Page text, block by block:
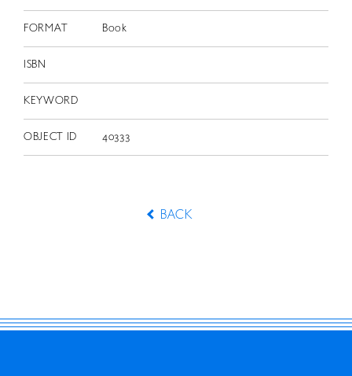
FORMAT Book
ISBN
KEYWORD
OBJECT ID 40333
BACK